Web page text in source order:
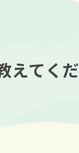
えてくだ